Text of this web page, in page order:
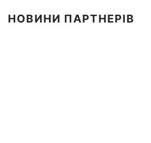
НОВИНИ ПАРТНЕРІВ